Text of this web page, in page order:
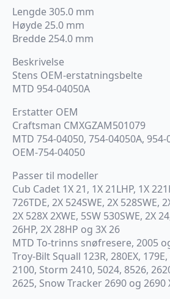
Lengde 305.0 mm
Høyde 25.0 mm
Bredde 254.0 mm
Beskrivelse
Stens OEM-erstatningsbelte
MTD 954-04050A
Erstatter OEM
Craftsman CMXGZAM501079
MTD 754-04050, 754-04050A,
OEM-754-04050
Passer til modeller
Cub Cadet 1X 21, 1X 21LHP, 1X
726TDE, 2X 524SWE, 2X 528SWE,
2X 528X 2XWE, 5SW 530SWE, 2X
26HP, 2X 28HP og 3X 26
MTD To-trinns snøfresere, 2005
Troy-Bilt Squall 123R, 280EX,
2100, Storm 2410, 5024, 8526,
2625, Snow Tracker 2690 og 2690